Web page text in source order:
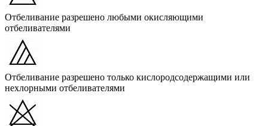
Отбеливание разрешено любыми окисляющими
отбеливателями
Отбеливание разрешено только кислородсодержащими или
нехлорными отбеливателями